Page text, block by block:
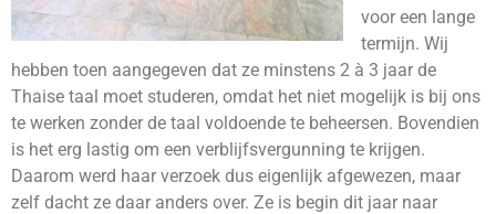
voor een lange
termijn. Wij
hebben toen aangegeven dat ze minstens 2 à 3 jaar de
Thaise taal moet studeren, omdat het niet mogelijk is bij ons
te werken zonder de taal voldoende te beheersen. Bovendien
is het erg lastig om een verblijfsvergunning te krijgen.
Daarom werd haar verzoek dus eigenlijk afgewezen, maar
zelf dacht ze daar anders over. Ze is begin dit jaar naar